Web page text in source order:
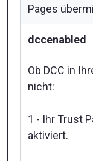
Pages
dccenabled
Ob DCC in
nicht:
1 - Ihr Trust
aktiviert.